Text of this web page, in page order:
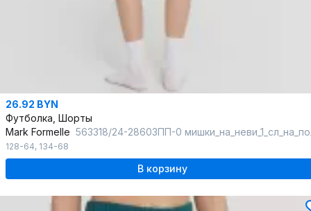
26.92 BYN
Футболка, Шорты
Mark Formelle 563318/24-28603ПП-0
128-64, 134-68
В корзину